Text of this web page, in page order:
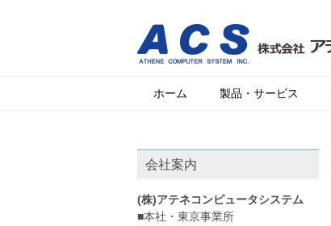
ホーム 製品・サービス
会社案内
(株)アテネコンピュータシステム
■本社・東京事業所